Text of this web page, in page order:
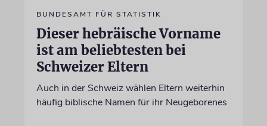
BUNDESAMT FÜR STATISTIK
Dieser hebräische Vorname
ist am beliebtesten bei
Schweizer Eltern
Auch in der Schweiz wählen Eltern weiterhin
häufig biblische Namen für ihr Neugeborenes